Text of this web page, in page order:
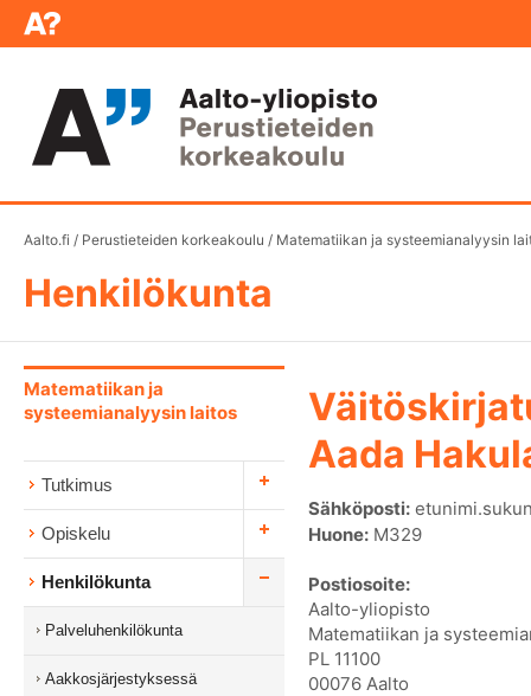
Aalto.fi / Perustieteiden korkeakoulu / Matematiikan ja systeemianalyysin
Henkilökunta
Matematiikan ja
systeemianalyysin laitos
Tutkimus
Opiskelu
Henkilökunta
Palveluhenkilökunta
Aakkosjärjestyksessä
Aada
Sähköposti:
Huone: M329
Postiosoite:
Aalto-yliopisto
Matematiikan ja
PL 11100
00076 Aalto